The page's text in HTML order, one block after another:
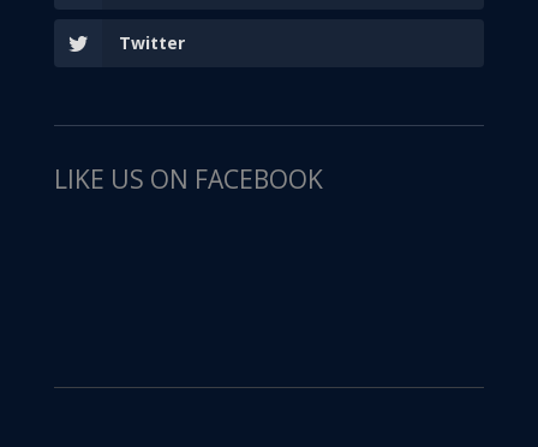
Twitter
LIKE US ON FACEBOOK